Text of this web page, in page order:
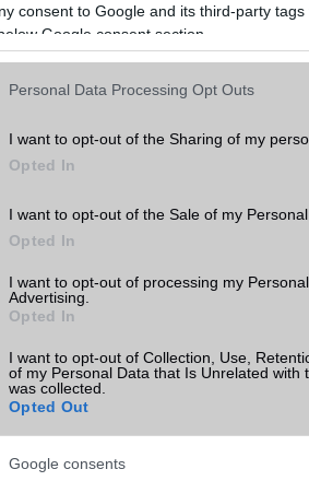
consent to Google and its third-party
Google consent section.
Personal Data Processing Opt Outs
I want to opt-out of the Sharing of my
Opted In
I want to opt-out of the Sale of my Personal
Opted In
I want to opt-out of processing my
Advertising.
Opted In
I want to opt-out of Collection, Use,
of my Personal Data that Is Unrelated with
was collected.
Opted Out
Google consents
GSM kiemelt ajánlatok
16 Pro Max